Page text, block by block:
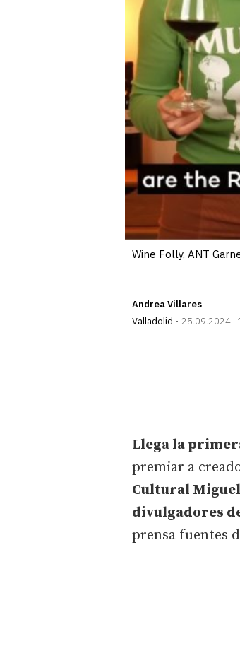
Wine Folly, ANT
Andrea Villares
Valladolid
25.09.2024 |
Llega la
premiar a
Cultural
divulgadores
prensa fuentes